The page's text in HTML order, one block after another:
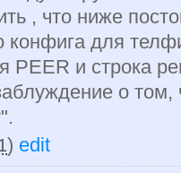
, что ниже
конфига для
PEER и строка
о том,
) edit